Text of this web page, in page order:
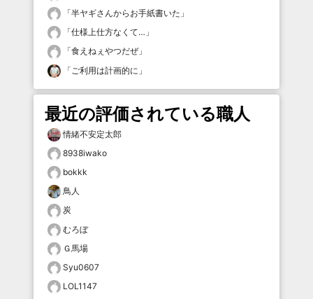
「半ヤギさんからお手紙書いた 」
「仕様上仕方なくて… 」
「食えねぇやつだぜ」
「 ご利用は計画的に 」
最近の評価されている職人
情緒不安定太郎
8938iwako
bokkk
鳥人
炭
むろぼ
Ｇ馬場
Syu0607
LOL1147